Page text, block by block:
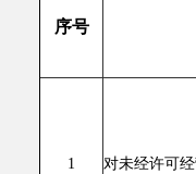
序号
1 对未经许可